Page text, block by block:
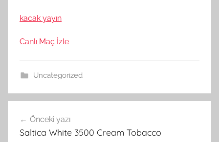
kacak yayın
Canlı Maç İzle
Uncategorized
gezinmesi
Önceki yazı
Saltica White 3500 Cream Tobacco